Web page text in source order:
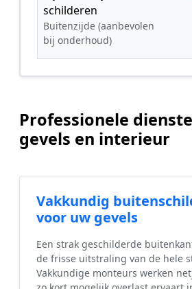
schilderen
Buitenzijde (aanbevolen
bij onderhoud)
Professionele
gevels en interieur
Vakkundig
voor uw gevels
Een strak geschilderde
de frisse uitstraling van de hele
Vakkundige monteurs werken